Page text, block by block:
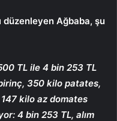
düzenleyen Ağbaba, şu
TL ile 4 bin 253 TL
350 kilo patates,
kilo az domates
4 bin 253 TL, alım